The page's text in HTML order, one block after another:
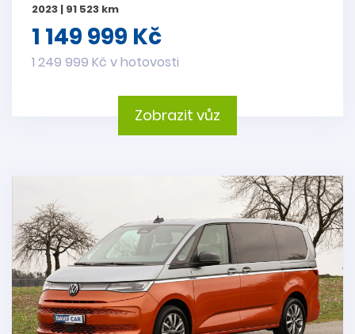
2023 | 91 523 km
1 149 999 Kč
1 249 999 Kč v hotovosti
Zobrazit vůz